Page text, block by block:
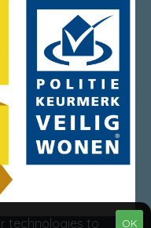
OK
technologies to